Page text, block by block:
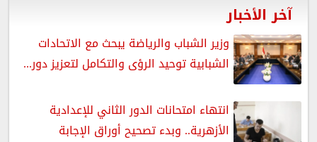
آخر الأخبار
وزير الشباب والرياضة يبحث مع الاتحادات
الشبابية توحيد الرؤى والتكامل لتعزيز دور...
انتهاء امتحانات الدور الثاني للإعدادية
الأزهرية.. وبدء تصحيح أوراق الإجابة